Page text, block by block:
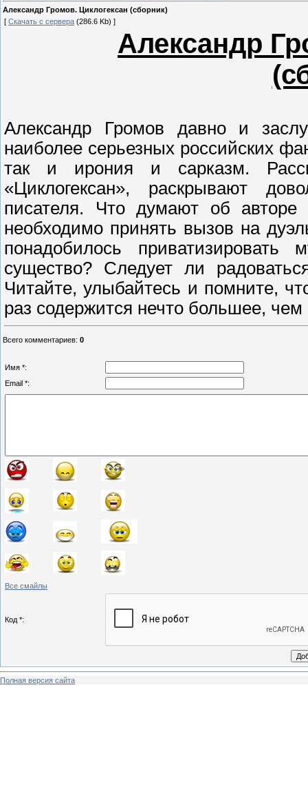
Александр Громов. Циклогексан (сборник)
[ Скачать с сервера (286.6 Kb) ]
Александр
Александр Громов давно и
наиболее серьезных российских
так и ирония и сарказм.
«Циклогексан», раскрывают
писателя. Что думают об авторе
необходимо принять вызов на
понадобилось приватизировать
существо? Следует ли
Читайте, улыбайтесь и помните,
раз содержится нечто большее,
Всего комментариев: 0
Имя *:
Email *:
Все смайлы
Код *:
Полная версия сайта